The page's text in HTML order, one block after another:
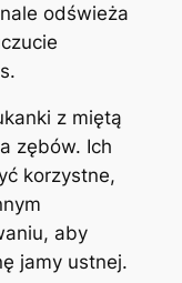
odświeża
z miętą
zębów. Ich
korzystne,
aby
jamy ustnej.